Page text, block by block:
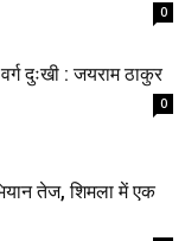
0
दुःखी : जयराम ठाकुर
0
तेज, शिमला में एक